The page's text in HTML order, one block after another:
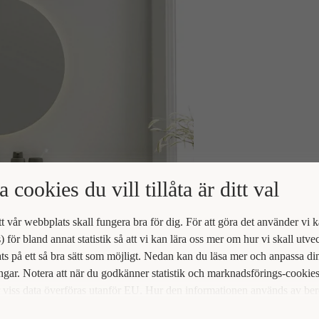
cookies du vill tillåta är ditt val
vår webbplats skall fungera bra för dig. För att göra det använder vi
för bland annat statistik så att vi kan lära oss mer om hur vi skall
på ett så bra sätt som möjligt. Nedan kan du läsa mer och anpassa
Notera att när du godkänner statistik och marknadsförings-cookies
data överföras utanför EU. Hur den informationen används av